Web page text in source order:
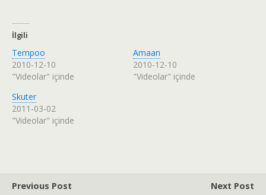
İlgili
Tempoo
2010-12-10
"Videolar" içinde
Amaan
2010-12-10
"Videolar" içinde
Skuter
2011-03-02
"Videolar" içinde
Previous Post
Next Post